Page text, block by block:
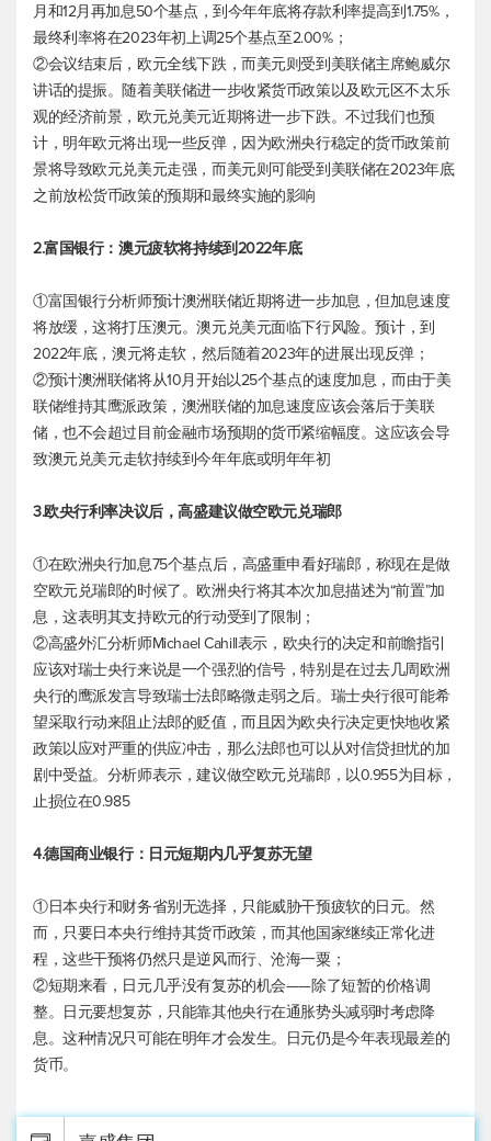
月和12月再加息50个基点，到今年年底将存款利率提高到1.75%，
最终利率将在2023年初上调25个基点至2.00%；
②会议结束后，欧元全线下跌，而美元则受到美联储主席鲍威尔
讲话的提振。随着美联储进一步收紧货币政策以及欧元区不太乐
观的经济前景，欧元兑美元近期将进一步下跌。不过我们也预
计，明年欧元将出现一些反弹，因为欧洲央行稳定的货币政策前
景将导致欧元兑美元走强，而美元则可能受到美联储在2023年底
之前放松货币政策的预期和最终实施的影响
2.富国银行：澳元疲软将持续到2022年底
①富国银行分析师预计澳洲联储近期将进一步加息，但加息速度
将放缓，这将打压澳元。澳元兑美元面临下行风险。预计，到
2022年底，澳元将走软，然后随着2023年的进展出现反弹；
②预计澳洲联储将从10月开始以25个基点的速度加息，而由于美
联储维持其鹰派政策，澳洲联储的加息速度应该会落后于美联
储，也不会超过目前金融市场预期的货币紧缩幅度。这应该会导
致澳元兑美元走软持续到今年年底或明年年初
3.欧央行利率决议后，高盛建议做空欧元兑瑞郎
①在欧洲央行加息75个基点后，高盛重申看好瑞郎，称现在是做
空欧元兑瑞郎的时候了。欧洲央行将其本次加息描述为“前置”加
息，这表明其支持欧元的行动受到了限制；
②高盛外汇分析师Michael Cahill表示，欧央行的决定和前瞻指引
应该对瑞士央行来说是一个强烈的信号，特别是在过去几周欧洲
央行的鹰派发言导致瑞士法郎略微走弱之后。瑞士央行很可能希
望采取行动来阻止法郎的贬值，而且因为欧央行决定更快地收紧
政策以应对严重的供应冲击，那么法郎也可以从对信贷担忧的加
剧中受益。分析师表示，建议做空欧元兑瑞郎，以0.955为目标，
止损位在0.985
4.德国商业银行：日元短期内几乎复苏无望
①日本央行和财务省别无选择，只能威胁干预疲软的日元。然
而，只要日本央行维持其货币政策，而其他国家继续正常化进
程，这些干预将仍然只是逆风而行、沧海一粟；
②短期来看，日元几乎没有复苏的机会——除了短暂的价格调
整。日元要想复苏，只能靠其他央行在通胀势头减弱时考虑降
息。这种情况只可能在明年才会发生。日元仍是今年表现最差的
货币。